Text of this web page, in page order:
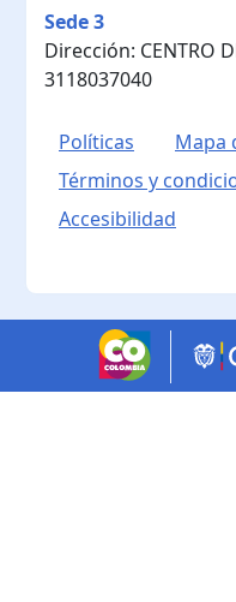
Sede 3
Dirección: CENTRO
3118037040
Políticas
Mapa
Términos y
Accesibilidad